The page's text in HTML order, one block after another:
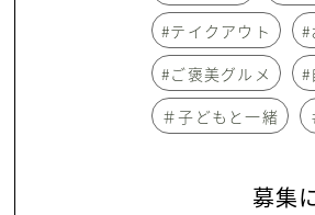
#テイクアウト
#
#ご褒美グルメ
#
＃子どもと一緒
募集